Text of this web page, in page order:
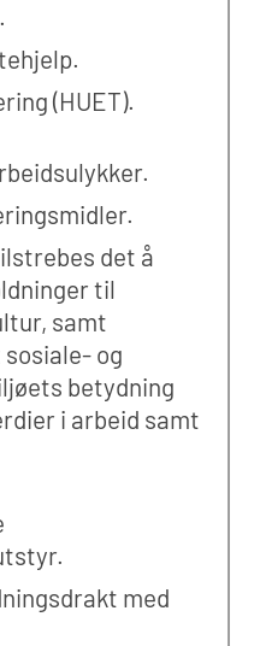
(HUET).
det å
til
samt
og
betydning
i arbeid samt
med